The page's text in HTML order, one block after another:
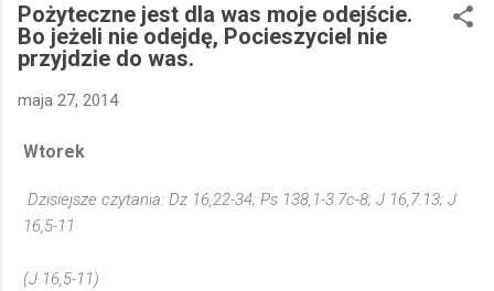
Pożyteczne jest dla was moje odejście.
Bo jeżeli nie odejdę, Pocieszyciel nie
przyjdzie do was.
maja 27, 2014
Wtorek
Dzisiejsze czytania: Dz 16,22-34; Ps 138,1-3.7c-8; J 16,7.13; J
16,5-11
(J 16,5-11)